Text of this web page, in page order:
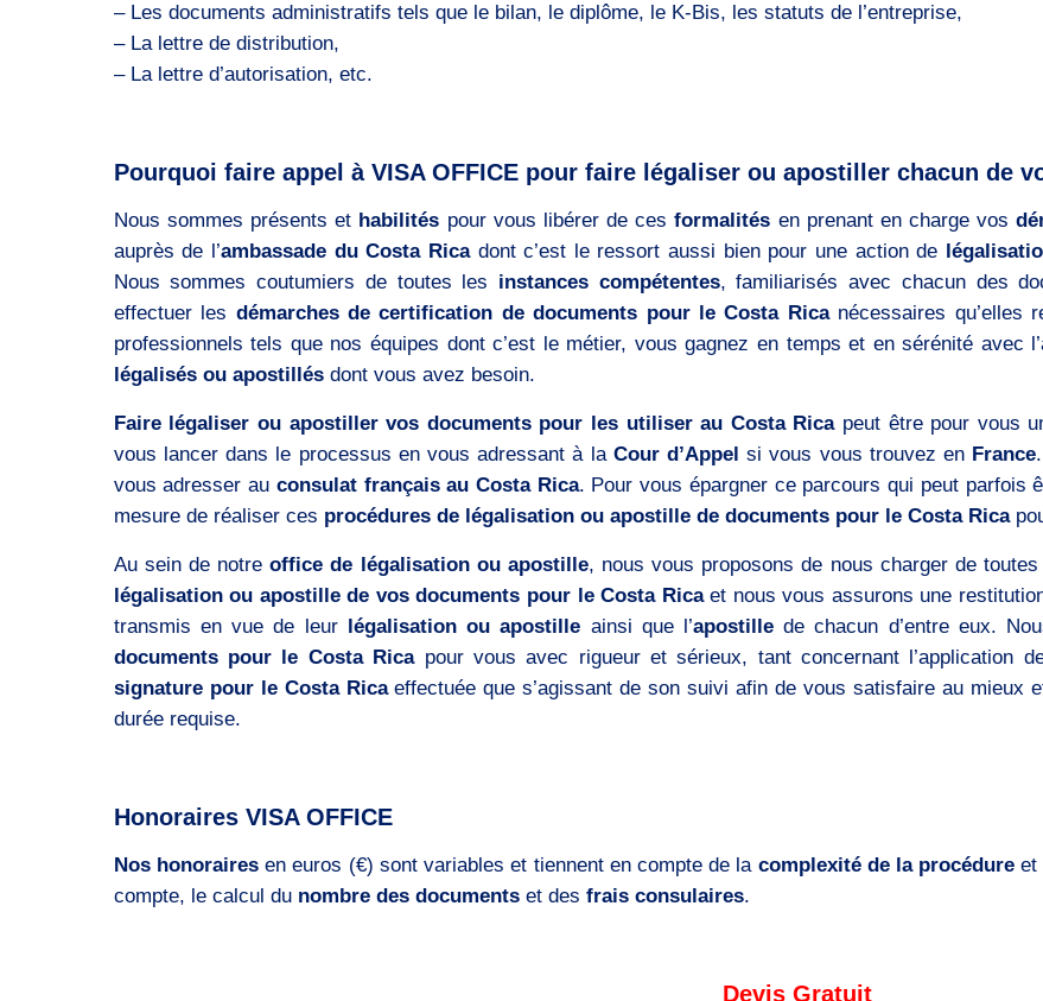
– Les documents administratifs tels que le bilan, le diplôme, le K-Bis, les statuts de l’entreprise,
– La lettre de distribution,
– La lettre d’autorisation, etc.
Pourquoi faire appel à VISA OFFICE pour faire légaliser ou apostiller chacun de
Nous sommes présents et habilités pour vous libérer de cesformalités en prenant en charge vos
auprès de l’ambassade du Costa Ricadont c’est le ressort aussi bien pour une action de
Nous sommes coutumiers de toutes les instances compétentes, familiarisés avec chacun des
effectuer les démarches de certification de documents pour le Costa Ricanécessaires qu’elles
professionnels tels que nos équipes dont c’est le métier, vous gagnez en temps et en sérénité avec
légalisés ou apostillésdont vous avez besoin.
Faire légaliser ou apostiller vos documents pour les utiliser au Costa Ricapeut être pour vous
vous lancer dans le processus en vous adressant à la Cour d’Appel si vous vous trouvez en France
vous adresser au consulat français au Costa Rica. Pour vous épargner ce parcours qui peut parfois
mesure de réaliser ces procédures de légalisation ou apostille de documents pour le Costa Rica
Au sein de notreoffice de légalisation ou apostille, nous vous proposons de nous charger de
légalisation ou apostille de vos documents pour le Costa Ricaet nous vous assurons une
transmis en vue de leur légalisation ou apostille ainsi que l’apostille de chacun d’entre eux.
documents pour le Costa Ricapour vous avec rigueur et sérieux, tant concernant l’application
signature pour le Costa Ricaeffectuée que s’agissant de son suivi afin de vous satisfaire au mieux
durée requise.
Honoraires VISA OFFICE
Nos honorairesen euros (€) sont variables et tiennent en compte de la complexité de la procédure et
compte, le calcul du nombre des documents et des frais consulaires.
Devis Gratuit